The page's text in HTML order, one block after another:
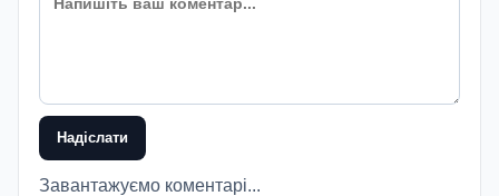
Надіслати
Завантажуємо коментарі...